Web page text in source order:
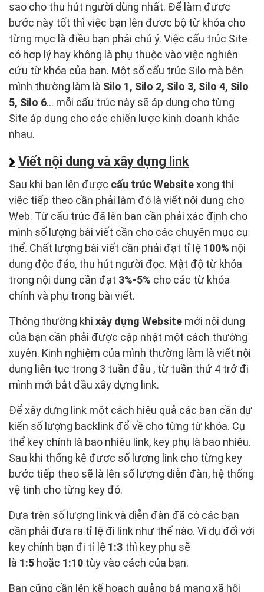
sao cho thu hút người dùng nhất. Để làm được
bước này tốt thì việc bạn lên được bộ từ khóa cho
từng mục là điều bạn phải chú ý. Việc cấu trúc Site
có hợp lý hay không là phụ thuộc vào việc nghiên
cứu từ khóa của bạn. Một số cấu trúc Silo mà bên
mình thường làm là Silo 1, Silo 2, Silo 3, Silo 4, Silo
5, Silo 6… mỗi cấu trúc này sẽ áp dụng cho từng
Site áp dụng cho các chiến lược kinh doanh khác
nhau.
Viết nội dung và xây dựng link
Sau khi bạn lên được cấu trúc Websitexong thì
việc tiếp theo cần phải làm đó là viết nội dung cho
Web. Từ cấu trúc đã lên bạn cần phải xác định cho
mình số lượng bài viết cần cho các chuyên mục cụ
thể. Chất lượng bài viết cần phải đạt tỉ lệ 100% nội
dung độc đáo, thu hút người đọc. Mật độ từ khóa
trong nội dung cần đạt 3%-5% cho các từ khóa
chính và phụ trong bài viết.
Thông thường khi xây dựng Website mới nội dung
của bạn cần phải được cập nhật một cách thường
xuyên. Kinh nghiệm của mình thường làm là viết nội
dung liên tục trong 3 tuần đầu , từ tuần thứ 4 trở đi
mình mới bắt đầu xây dựng link.
Để xây dựng link một cách hiệu quả các bạn cần dự
kiến số lượng backlink đổ về cho từng từ khóa. Cụ
thể key chính là bao nhiêu link, key phụ là bao nhiêu.
Sau khi thống kê được số lượng link cho từng key
bước tiếp theo sẽ là lên số lượng diễn đàn, hệ thống
vệ tinh cho từng key đó.
Dựa trên số lượng link và diễn đàn đã có các bạn
cần phải đưa ra tỉ lệ đi link như thế nào. Ví dụ đối với
key chính bạn đi tỉ lệ 1:3 thì key phụ sẽ
là 1:5 hoặc 1:10 tùy vào cách của bạn.
Bạn cũng cần lên kế hoạch quảng bá mạng xã hội